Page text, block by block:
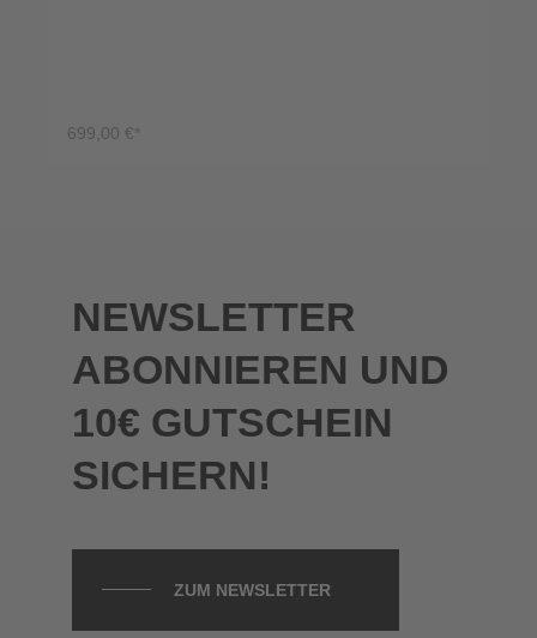
699,00 €*
NEWSLETTER
ABONNIEREN UND
10€ GUTSCHEIN
SICHERN!
ZUM NEWSLETTER